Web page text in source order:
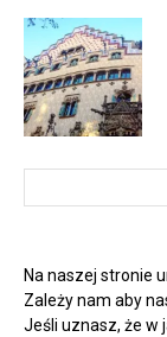
Na naszej stronie
Zależy nam aby
Jeśli uznasz, że w